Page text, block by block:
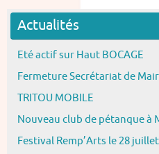
Actualités
Eté actif sur Haut BOCAGE
Fermeture Secrétariat de
TRITOU MOBILE
Nouveau club de pétanque à
Festival Remp’Arts le 28 juillet